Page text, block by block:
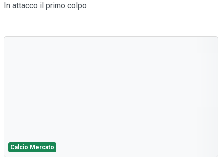
In attacco il primo colpo
Calcio Mercato